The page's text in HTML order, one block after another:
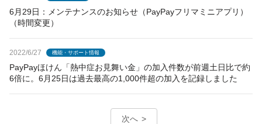
6月29日：メンテナンスのお知らせ（PayPayフリマミニアプリ）
（時間変更）
2022/6/27 機能・サポート情報
PayPayほけん「熱中症お見舞い金」の加入件数が前週土日比で約
6倍に。6月25日は過去最高の1,000件超の加入を記録しました
次へ